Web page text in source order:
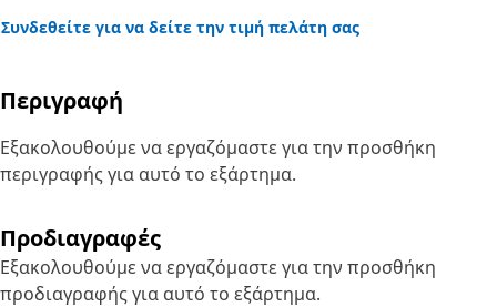
Συνδεθείτε για να δείτε την τιμή πελάτη σας
Περιγραφή
Εξακολουθούμε να εργαζόμαστε για την προσθήκη
περιγραφής για αυτό το εξάρτημα.
Προδιαγραφές
Εξακολουθούμε να εργαζόμαστε για την προσθήκη
προδιαγραφής για αυτό το εξάρτημα.